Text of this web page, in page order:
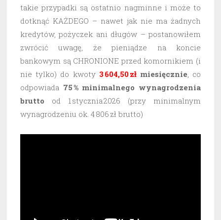
takie przypadki są ostatnio nagminne i może to
dotknąć KAŻDEGO – nawet jak nie ma żadnych
kredytów, pożyczek ani długów – postanowiłem
zwrócić uwagę, że pieniądze na koncie
bankowym są CHRONIONE przed komornikiem (i
nie tylko) do kwoty 3 604,50 złmiesięcznie, co
odpowiada 75 % minimalnego wynagrodzenia
brutto od 1 stycznia 2026 (przy minimalnym
wynagrodzeniu ok. 4 806 zł brutto)